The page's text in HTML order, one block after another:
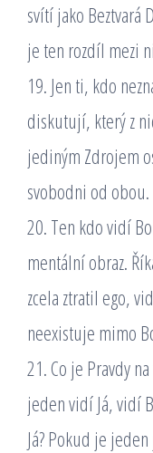
svítí jako Beztvará
je ten rozdíl mezi
19. Jen ti, kdo
diskutují, který z
jediným Zdrojem
svobodni od
20. Ten kdo vidí
mentální obraz.
zcela ztratil ego,
neexistuje mimo
21. Co je Pravdy
jeden vidí Já, vidí
Já? Pokud je